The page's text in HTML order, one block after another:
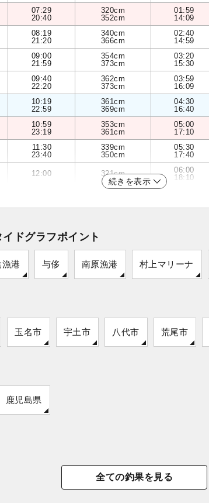
07:29
20:40
320cm
352cm
01:59
14:09
08:19
21:20
340cm
366cm
02:40
14:59
09:00
21:59
354cm
373cm
03:20
15:30
09:40
22:20
362cm
373cm
03:59
16:09
10:19
22:59
361cm
369cm
04:30
16:40
10:59
23:19
353cm
361cm
05:00
17:10
11:30
23:40
339cm
350cm
05:30
17:40
12:00 321cm
06:00
18:10
続きを表示
ドグラフポイント
港 与侈 南原漁港 村上マリーナ
玉名市 宇土市 八代市 荒尾市
鹿児島県
全ての釣果を見る